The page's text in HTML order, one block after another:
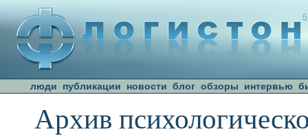
люди публикации новости блог обзоры интервью
Архив